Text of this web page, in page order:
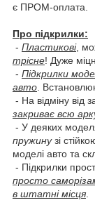
є ПРОМ-оплата.
Про підкрилки:
- Пластикові,
трісне! Дуже
- Підкрилки
авто .
- На відміну від
закриває всю
- У деяких
пружинузі
моделі авто та
- Підкрилки
просто
в штатні місця